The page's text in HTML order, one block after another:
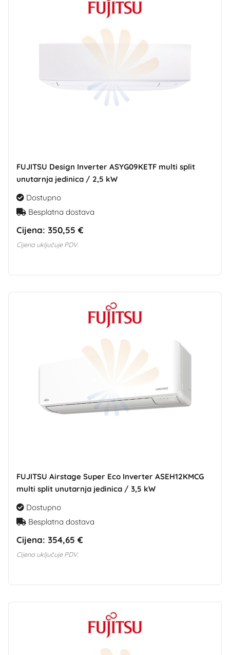
FUJITSU Design Inverter ASYG09KETF multi split
unutarnja jedinica / 2,5 kW
Dostupno
Besplatna dostava
Cijena: 350,55 €
Cijena uključuje PDV.
FUJITSU Airstage Super Eco Inverter ASEH12KMCG
multi split unutarnja jedinica / 3,5 kW
Dostupno
Besplatna dostava
Cijena: 354,65 €
Cijena uključuje PDV.